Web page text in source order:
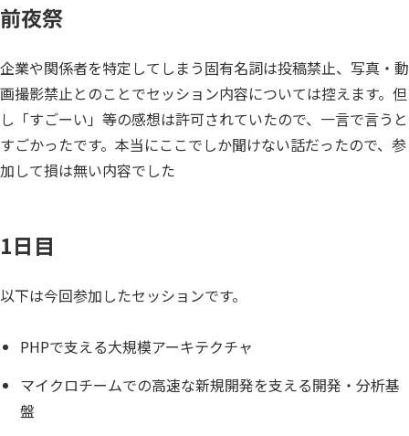
前夜祭
企業や関係者を特定してしまう固有名詞は投稿禁止、写真・動
画撮影禁止とのことでセッション内容については控えます。但
し「すごーい」等の感想は許可されていたので、一言で言うと
すごかったです。本当にここでしか聞けない話だったので、参
加して損は無い内容でした
1日目
以下は今回参加したセッションです。
PHPで支える大規模アーキテクチャ
マイクロチームでの高速な新規開発を支える開発・分析基
盤